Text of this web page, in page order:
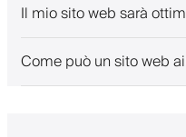
Il mio sito web sarà
Come può un sito web